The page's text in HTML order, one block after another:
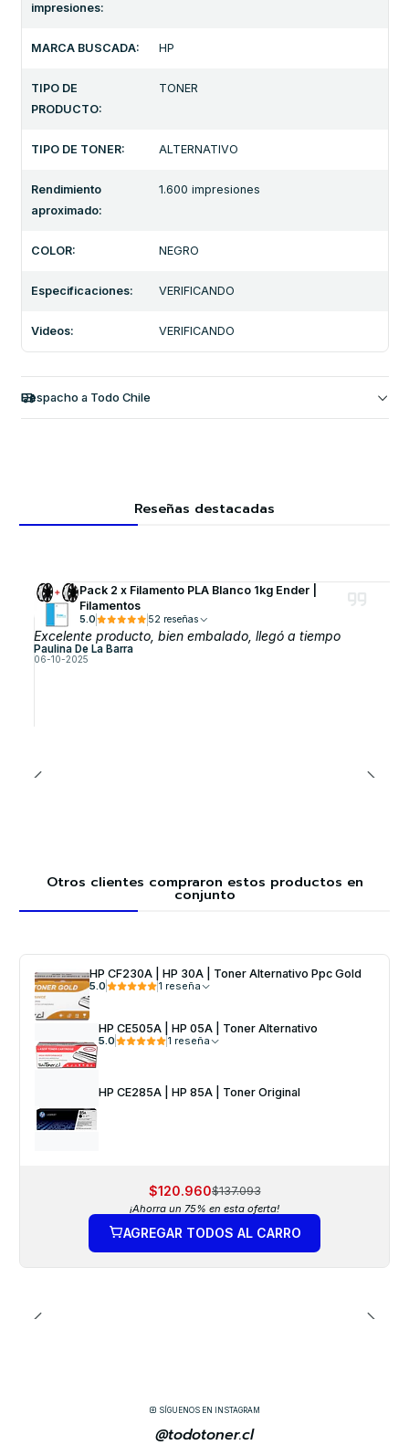
impresiones:
MARCA BUSCADA: HP
TIPO DE
PRODUCTO:
TONER
TIPO DE TONER: ALTERNATIVO
Rendimiento
aproximado:
1.600 impresiones
COLOR: NEGRO
Especificaciones: VERIFICANDO
Videos: VERIFICANDO
Despacho a Todo Chile
Reseñas destacadas
Pack 2 x Filamento PLA Blanco 1kg Ender |
Filamentos
5.0 52 reseñas
Excelente producto, bien embalado, llegó a tiempo
Paulina De La Barra
06-10-2025
Otros clientes compraron estos productos en
conjunto
HP CF230A | HP 30A | Toner Alternativo Ppc Gold
5.0 1 reseña
HP CE505A | HP 05A | Toner Alternativo
5.0 1 reseña
HP CE285A | HP 85A | Toner Original
$120.960$137.093
¡Ahorra un 75% en esta oferta!
AGREGAR TODOS AL CARRO
SÍGUENOS EN INSTAGRAM
@todotoner.cl